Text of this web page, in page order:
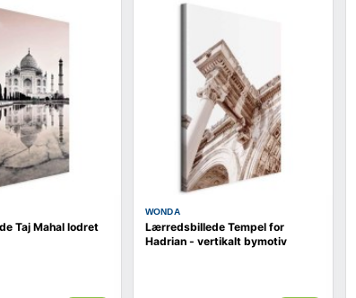
Taj Mahal lodret
WONDA
Lærredsbillede Tempel for
Hadrian - vertikalt bymotiv